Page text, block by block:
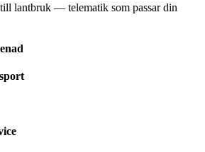
lantbruk — telematik som passar din